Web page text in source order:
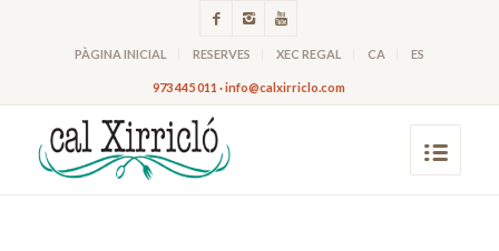
PÀGINA INICIAL RESERVES XEC REGAL CA ES
973 445 011 · info@calxirriclo.com